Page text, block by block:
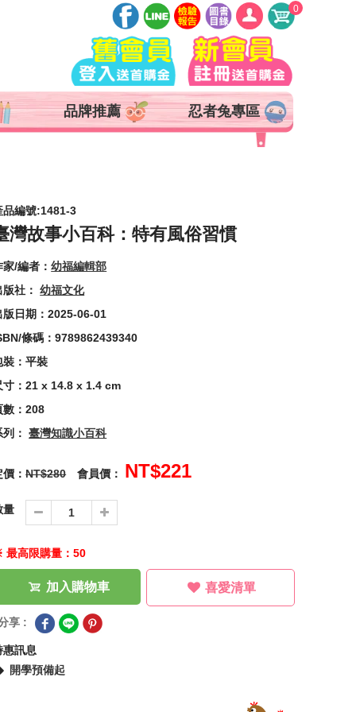
0
登入
註冊
會員中心
查詢訂單
追蹤清單
品牌推薦 忍者兔專區
品編號:1481-3
灣故事小百科：特有風俗習慣
家/編者：幼福編輯部
版社：幼福文化
版日期：2025-06-01
條碼：9789862439340
裝：平裝
寸：21 x 14.8 x 1.4 cm
數：208
列：臺灣知識小百科
價：NT$280 會員價： NT$221
量
最高限購量：50
加入購物車 喜愛清單
享 :
惠訊息
開學預備起